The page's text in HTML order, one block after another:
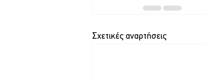
Σχετικές αναρτήσεις